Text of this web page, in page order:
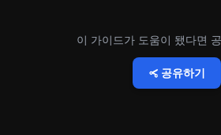
이 가이드가 도움이 됐다면
공유하기